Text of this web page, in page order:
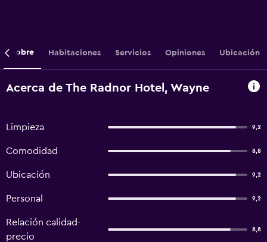
Sobre Habitaciones Servicios Opiniones Ubicación
Acerca de The Radnor Hotel, Wayne
Limpieza 9,2
Comodidad 8,8
Ubicación 9,2
Personal 9,2
Relación calidad-
precio
8,8